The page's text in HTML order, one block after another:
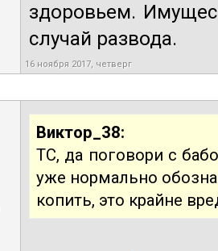
здоровьем.
случай развода.
16 ноября 2017, четверг
Виктор_38:
ТС, да поговори с
уже нормально
копить, это крайне